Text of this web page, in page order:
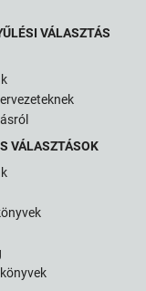
VÁLASZTÁS
VÁLASZTÁSOK